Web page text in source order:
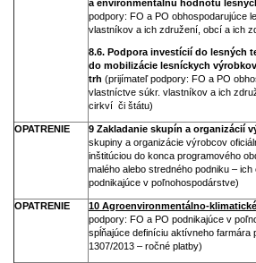
a environmentálnu hodnotu
podpory: FO a PO obhospodarujúce
vlastníkov a ich združení, obcí a ich
8.6. Podpora investícií do lesných
do mobilizácie lesníckych
trh (prijímateľ podpory: FO a PO
vlastníctve súkr. vlastníkov a ich
cirkví či štátu)
OPATRENIE 9 Zakladanie skupín a organizácií
skupiny a organizácie výrobcov
inštitúciou do konca programového
malého alebo stredného podniku –
podnikajúce v poľnohospodárstve)
OPATRENIE 10 Agroenvironmentálno-
podpory: FO a PO podnikajúce v
spĺňajúce definíciu aktívneho farmára
1307/2013 – ročné platby)